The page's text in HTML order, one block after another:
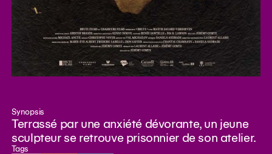
Synopsis
Terrassé par une anxiété dévorante, un jeune
sculpteur se retrouve prisonnier de son atelier.
Tags